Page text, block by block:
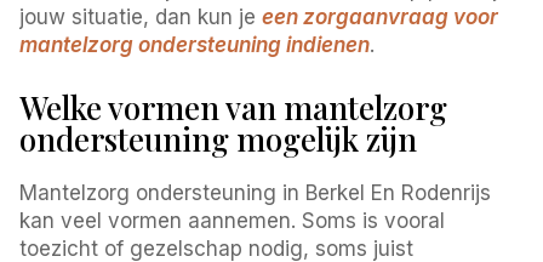
jouw situatie, dan kun jeeen zorgaanvraag voor
mantelzorg ondersteuning indienen.
Welke vormen van mantelzorg
ondersteuning mogelijk zijn
Mantelzorg ondersteuning in Berkel En Rodenrijs
kan veel vormen aannemen. Soms is vooral
toezicht of gezelschap nodig, soms juist